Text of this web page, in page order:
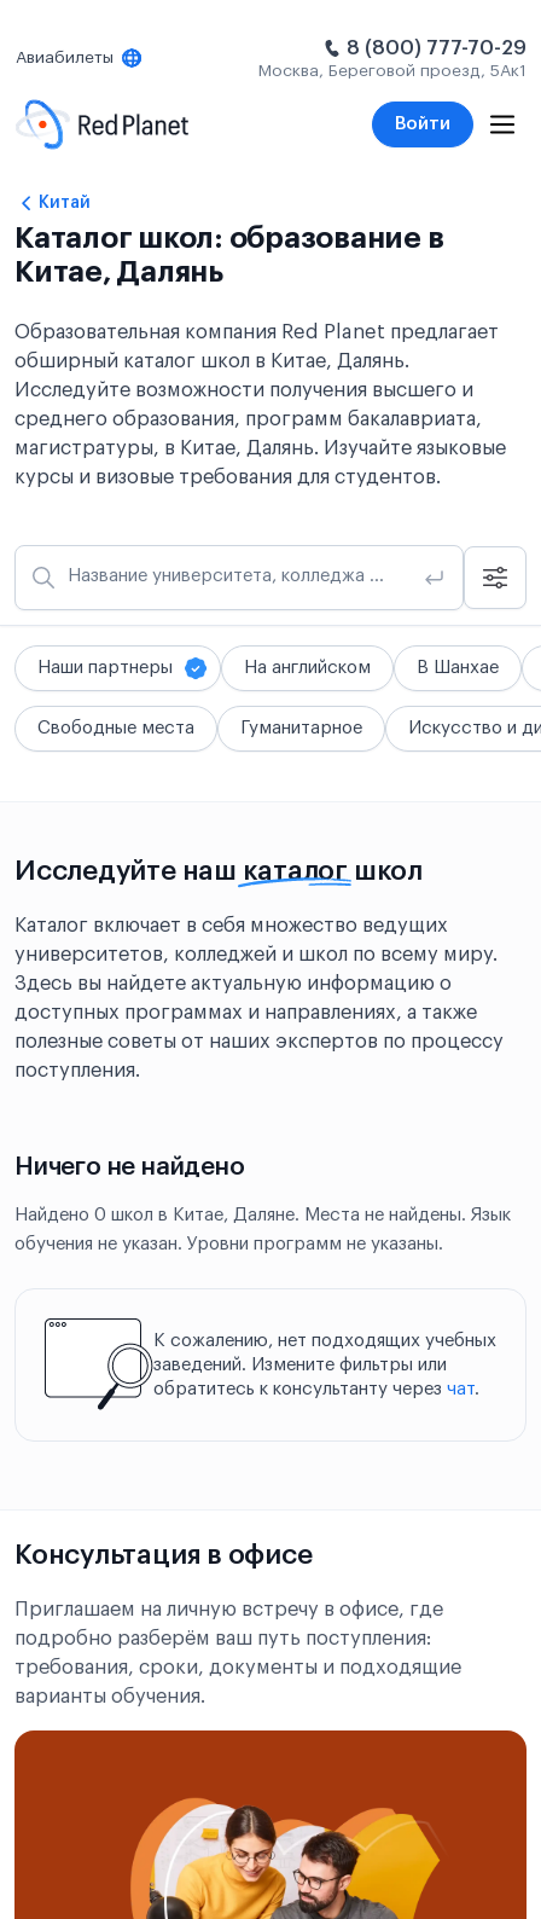
Авиабилеты 8 (800) 777-70-29
Москва, Береговой проезд, 5Ак1
Войти
Китай
Каталог школ: образование в
Китае, Далянь
Образовательная компания Red Planet предлагает
обширный каталог школ в Китае, Далянь.
Исследуйте возможности получения высшего и
среднего образования, программ бакалавриата,
магистратуры, в Китае, Далянь. Изучайте языковые
курсы и визовые требования для студентов.
Название университета, колледжа или школы
Наши партнеры На английском В Шанхае
Свободные места Гуманитарное Искусство и
Исследуйте наш каталог школ
Каталог включает в себя множество ведущих
университетов, колледжей и школ по всему миру.
Здесь вы найдете актуальную информацию о
доступных программах и направлениях, а также
полезные советы от наших экспертов по процессу
поступления.
Ничего не найдено
Найдено 0 школ в Китае, Даляне. Места не найдены. Язык
обучения не указан. Уровни программ не указаны.
К сожалению, нет подходящих учебных
заведений. Измените фильтры или
обратитесь к консультанту через чат.
Консультация в офисе
Приглашаем на личную встречу в офисе, где
подробно разберём ваш путь поступления:
требования, сроки, документы и подходящие
варианты обучения.